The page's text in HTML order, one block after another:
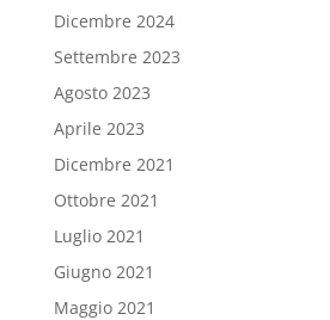
Dicembre 2024
Settembre 2023
Agosto 2023
Aprile 2023
Dicembre 2021
Ottobre 2021
Luglio 2021
Giugno 2021
Maggio 2021